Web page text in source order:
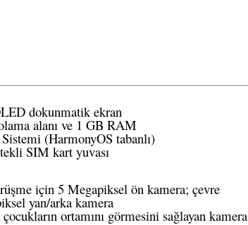
dokunmatik ekran
alanı ve 1 GB RAM
(HarmonyOS tabanlı)
SIM kart yuvası
için 5 Megapiksel ön kamera; çevre
yan/arka kamera
ortamını görmesini sağlayan kamera